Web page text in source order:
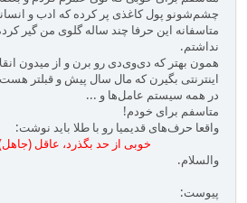
چشم‌شونو پول کاغذی پر کرده که ادب و
متاسفانه این حرفا چند ساله گلوی من گیر
نداشتم.
همون بهتر که دی‌وی‌دی رو برن و از میدون
اینترنتی بگیرن که مال سال پیش و قبلتر
در همه سیستم عامل‌ها و ...
متاسفم برای خودم!
واقعا حرف‌های قدیمیا رو با طلا باید نوشت:
خوبی از حد بگذرد، عاقل
والسلام.
پیوست: